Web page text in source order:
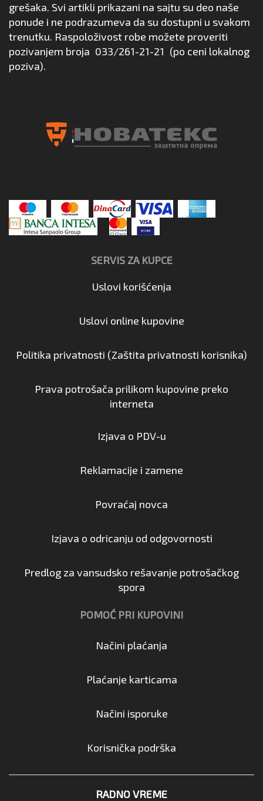
grešaka. Svi artikli prikazani na sajtu su deo naše
ponude i ne podrazumeva da su dostupni u svakom
trenutku. Raspoloživost robe možete proveriti
pozivanjem broja 033/261-21-21 (po ceni lokalnog
poziva).
SERVIS ZA KUPCE
Uslovi korišćenja
Uslovi online kupovine
Politika privatnosti (Zaštita privatnosti korisnika)
Prava potrošača prilikom kupovine preko
interneta
Izjava o PDV-u
Reklamacije i zamene
Povraćaj novca
Izjava o odricanju od odgovornosti
Predlog za vansudsko rešavanje potrošačkog
spora
POMOĆ PRI KUPOVINI
Načini plaćanja
Plaćanje karticama
Načini isporuke
Korisnička podrška
RADNO VREME